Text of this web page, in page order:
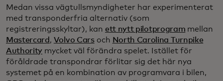
Medan vissa vägtullsmyndigheter har experimenterat
med transponderfria alternativ (som
registreringsskyltar), kan ett nytt pilotprogram mellan
Mastercard , Volvo Carsoch North Carolina Turnpike
Authority mycket väl förändra spelet. Istället för
föråldrade transpondrar förlitar sig det här nya
systemet på en kombination av programvara i bilen,